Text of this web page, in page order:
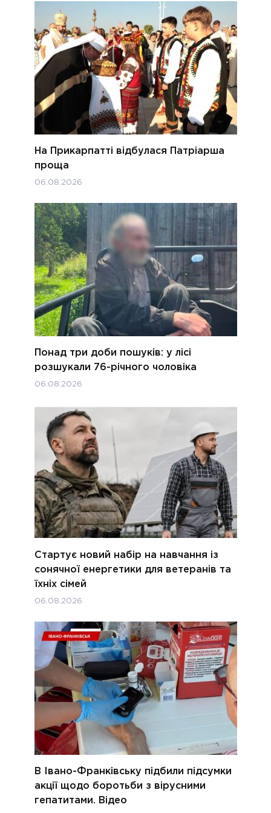
На Прикарпатті відбулася Патріарша
проща
06.08.2026
Понад три доби пошуків: у лісі
розшукали 76-річного чоловіка
06.08.2026
Стартує новий набір на навчання із
сонячної енергетики для ветеранів та
їхніх сімей
06.08.2026
В Івано-Франківську підбили підсумки
акції щодо боротьби з вірусними
гепатитами. Відео